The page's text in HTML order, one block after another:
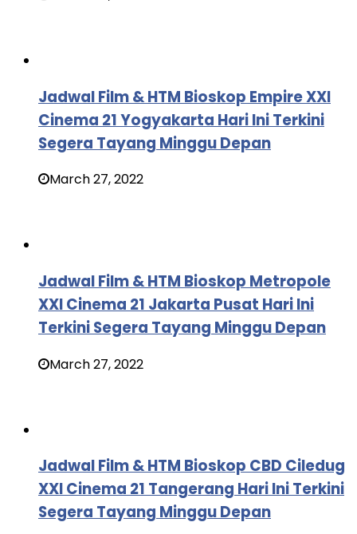
Jadwal Film & HTM Bioskop Empire XXI
Cinema 21 Yogyakarta Hari Ini Terkini
Segera Tayang Minggu Depan
March 27, 2022
Jadwal Film & HTM Bioskop Metropole
XXI Cinema 21 Jakarta Pusat Hari Ini
Terkini Segera Tayang Minggu Depan
March 27, 2022
Jadwal Film & HTM Bioskop CBD Ciledug
XXI Cinema 21 Tangerang Hari Ini Terkini
Segera Tayang Minggu Depan